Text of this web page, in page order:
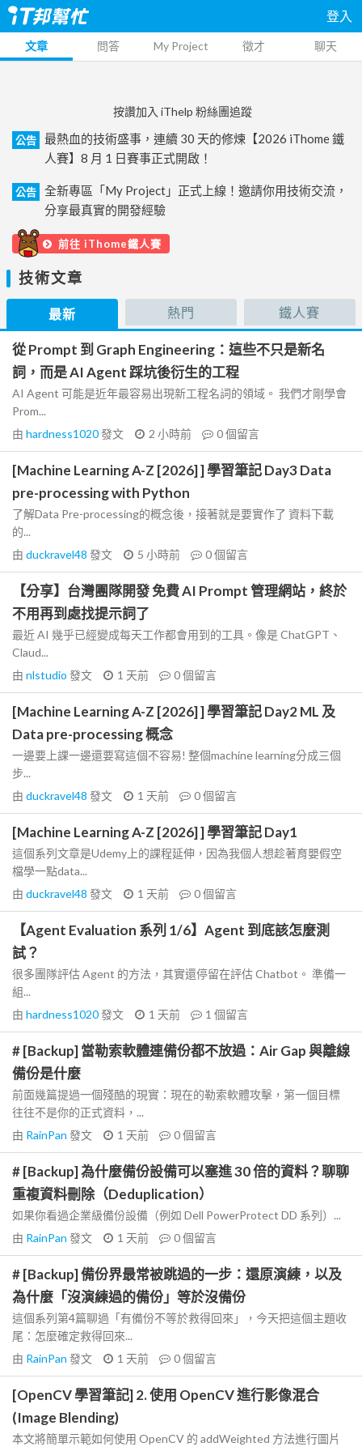
登入
文章 問答 My Project 徵才 聊天
按讚加入 iThelp 粉絲團追蹤
公告
最熱血的技術盛事，連續 30 天的修煉【2026 iThome 鐵
人賽】8 月 1 日賽事正式開啟！
公告
全新專區「My Project」正式上線！邀請你用技術交流，
分享最真實的開發經驗
前往 iThome鐵人賽
技術文章
最新 熱門 鐵人賽
從 Prompt 到 Graph Engineering：這些不只是新名
詞，而是 AI Agent 踩坑後衍生的工程
AI Agent 可能是近年最容易出現新工程名詞的領域。 我們才剛學會
Prom...
由 hardness1020發文 2 小時前 0個留言
[Machine Learning A-Z [2026] ] 學習筆記 Day3 Data
pre-processing with Python
了解Data Pre-processing的概念後，接著就是要實作了 資料下載
的...
由 duckravel48 發文 5 小時前 0個留言
【分享】台灣團隊開發 免費 AI Prompt 管理網站，終於
不用再到處找提示詞了
最近 AI 幾乎已經變成每天工作都會用到的工具。像是 ChatGPT、
Claud...
由 nlstudio 發文 1 天前 0個留言
[Machine Learning A-Z [2026] ] 學習筆記 Day2 ML 及
Data pre-processing 概念
一邊要上課一邊還要寫這個不容易! 整個machine learning分成三個
步...
由 duckravel48 發文 1 天前 0個留言
[Machine Learning A-Z [2026] ] 學習筆記 Day1
這個系列文章是Udemy上的課程延伸，因為我個人想趁著育嬰假空
檔學一點data...
由 duckravel48 發文 1 天前 0個留言
【Agent Evaluation 系列 1/6】Agent 到底該怎麼測
試？
很多團隊評估 Agent 的方法，其實還停留在評估 Chatbot。 準備一
組...
由 hardness1020發文 1 天前 1 個留言
# [Backup] 當勒索軟體連備份都不放過：Air Gap 與離線
備份是什麼
前面幾篇提過一個殘酷的現實：現在的勒索軟體攻擊，第一個目標
往往不是你的正式資料，...
由 RainPan 發文 1 天前 0個留言
# [Backup] 為什麼備份設備可以塞進 30 倍的資料？聊聊
重複資料刪除（Deduplication）
如果你看過企業級備份設備（例如 Dell PowerProtect DD 系列）...
由 RainPan 發文 1 天前 0個留言
# [Backup] 備份界最常被跳過的一步：還原演練，以及
為什麼「沒演練過的備份」等於沒備份
這個系列第4篇聊過「有備份不等於救得回來」，今天把這個主題收
尾：怎麼確定救得回來...
由 RainPan 發文 1 天前 0個留言
[OpenCV 學習筆記] 2. 使用 OpenCV 進行影像混合
(Image Blending)
本文將簡單示範如何使用 OpenCV 的 addWeighted 方法進行圖片